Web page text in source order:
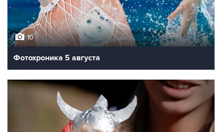
10
Фотохроника 5 августа